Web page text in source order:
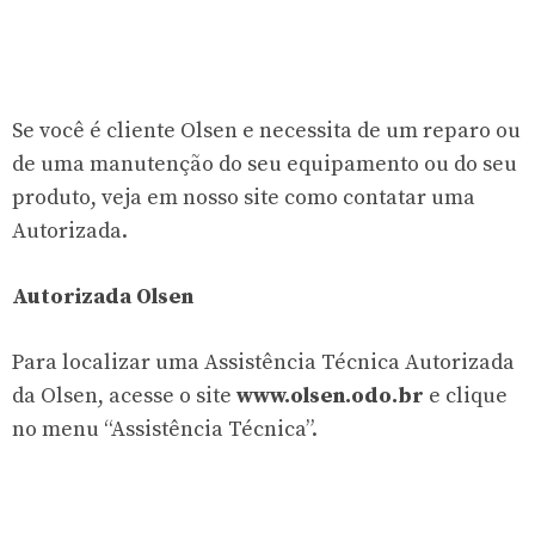
Se você é cliente Olsen e necessita de um reparo ou
de uma manutenção do seu equipamento ou do seu
produto, veja em nosso site como contatar uma
Autorizada.
Autorizada Olsen
Para localizar uma Assistência Técnica Autorizada
da Olsen, acesse o site www.olsen.odo.br e clique
no menu “Assistência Técnica”.